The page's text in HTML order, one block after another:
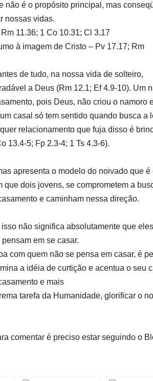
não é o propósito principal, mas
nossas vidas.
Rm 11.36; 1 Co 10.31; Cl 3.17
à imagem de Cristo – Pv 17.17; Rm
de tudo, na nossa vida de solteiro,
a Deus (Rm 12.1; Ef 4.9-10). Um
pois Deus, não criou o namoro
casal só tem sentido quando busca a
relacionamento que fuja disso é
13.4-5; Fp 2.3-4; 1 Ts 4.3-6).
apresenta o modelo do noivado que é
dois jovens, se comprometem a
e caminham nessa direção.
não significa absolutamente que
em se casar.
com quem não se pensa em casar, é
a idéia de curtição e acentua o seu
e mais
tarefa da Humanidade, glorificar o
comentar é preciso estar seguindo o